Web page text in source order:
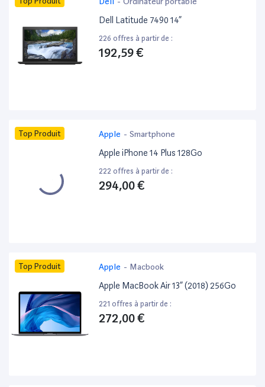
Dell Latitude 7490 14”
226 offres à partir de :
192,59 €
Top Produit Apple - Smartphone
Apple iPhone 14 Plus 128Go
222 offres à partir de :
294,00 €
Top Produit Apple - Macbook
Apple MacBook Air 13” (2018) 256Go
221 offres à partir de :
272,00 €